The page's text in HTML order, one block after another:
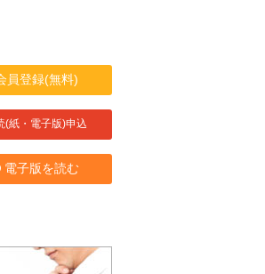
員登録(無料)
(紙・電子版)申込
電子版を読む